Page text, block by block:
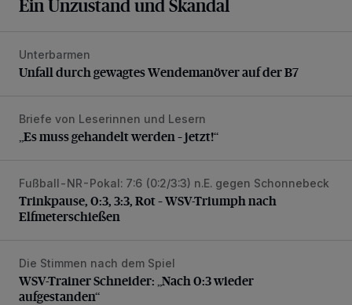
Ein Unzustand und Skandal
Unfall durch gewagtes Wendemanöver auf der B7
Unterbarmen
Unfall durch gewagtes Wendemanöver auf der B7
„Es muss gehandelt werden – jetzt!“
Briefe von Leserinnen und Lesern
„Es muss gehandelt werden – jetzt!“
Trinkpause, 0:3, 3:3, Rot – WSV-Triumph nach
Fußball-NR-Pokal: 7:6 (0:2/3:3) n.E. gegen Schonnebeck
Trinkpause, 0:3, 3:3, Rot – WSV-Triumph nach
Elfmeterschießen
WSV-Trainer Schneider: „Nach 0:3 wieder aufgestanden“
Die Stimmen nach dem Spiel
WSV-Trainer Schneider: „Nach 0:3 wieder
aufgestanden“